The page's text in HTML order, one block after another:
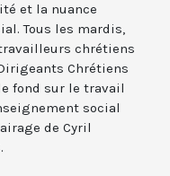
et la nuance
Tous les mardis,
chrétiens
Chrétiens
fond sur le travail
social
de Cyril